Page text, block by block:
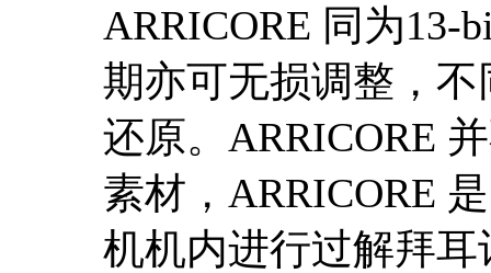
ARRICORE 同为13-
期亦可无损调整，
还原。ARRICORE
素材，ARRICORE
机机内进行过解拜